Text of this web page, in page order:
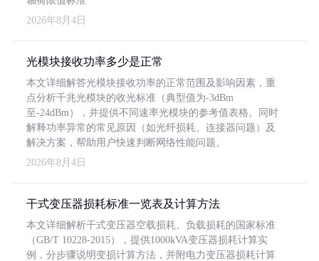
2026年8月4日
光模块接收功率多少是正常
本文详细解答光模块接收功率的正常范围及影响因素，重
点分析千兆光模块的收光标准（典型值为-3dBm
至-24dBm），并提供不同速率光模块的参考值表格。同时
解释功率异常的常见原因（如光纤损耗、连接器问题）及
解决方案，帮助用户快速判断网络性能问题。
2026年8月4日
干式变压器损耗标准一览表及计算方法
本文详细解析干式变压器空载损耗、负载损耗的国家标准
（GB/T 10228-2015），提供1000kVA变压器损耗计算实
例，分步骤说明变损计算方法，并附电力变压器损耗计算